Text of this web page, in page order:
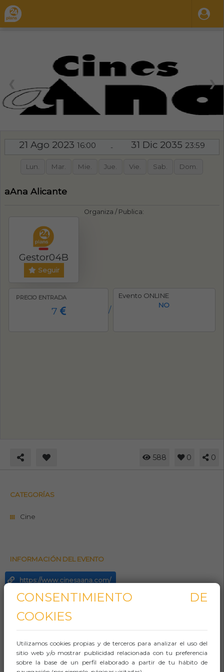
❯
21 Ago 202316:00 - 31 Dic 2035 23:59
Lun. Mar. Mie. Jue. Vie. Sab. Dom.
aAna Alicante
Organiza / Publica:
Gestor04B
Seguir
PRECIO ENTRADA
7 /
Evento ONLINE
NO
588 0 0
CATEGORÍAS
Cine
INFORMACIÓN DEL EVENTO
https://www.cinesaana.com/
965143920
Whasapp
Aforo:
Lugar (sitio llamado comúnmente)
CONSENTIMIENTO DE
COOKIES
Utilizamos cookies propias y de terceros para analizar el uso del
sitio web y/o mostrar publicidad relacionada con tu preferencia
sobre la base de un perfil elaborado a partir de tu hábito de